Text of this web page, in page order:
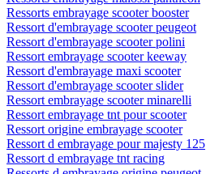
Ressorts embrayage scooter booster
Ressort d'embrayage scooter peugeot
Ressort d'embrayage scooter polini
Ressort embrayage scooter keeway
Ressort d'embrayage maxi scooter
Ressort d'embrayage scooter slider
Ressort embrayage scooter minarelli
Ressort embrayage tnt pour scooter
Ressort origine embrayage scooter
Ressort d embrayage pour majesty 125
Ressort d embrayage tnt racing